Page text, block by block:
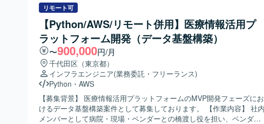
てサーバーにログインしたうえでログ調整や一次切り分けを行いま
す。 また、PCIDSS準拠システムに対する年間計画に基づいたパッチ
適用や、アプリケーションからの相談対応、インフラとして検知した
課題の改善対応を実施していただきます。さらに、PCIDSS準拠審査
の年間計画に沿った運用支援や、四半期ごとの脆弱性検査運用、日々
発生するPCIDSS関連アラートの精査、これらに関する関係会社との
打ち合わせも担当していただきます。加えて、新規案件立ち上げ時の
インフラ支援として、ベンダー提案資料の確認やベンダーとのQA、イ
ンフラ部分の見積もり取りまとめなどを行います。 【求める人物像】
インフラ領域において主体的に案件推進ができ、関係各所との調整や
ベンダーコントロールを円滑に進められる方を求めています。セキュ
リティ要件やPCIDSSに関する内容を丁寧に理解しながら、継続的な
リモート可
【Python/AWS/リモート併用】医療情報活用プ
ラットフォーム開発（データ基盤構築）
〜900,000円/月
千代田区（東京都）
インフラエンジニア(業務委託・フリーランス)
Python ・ AWS
【募集背景】 医療情報活用プラットフォームのMVP開発フェーズにお
けるデータ基盤構築案件として募集しております。 【作業内容】 社内
メンバーとして病院・現場・ベンダーとの橋渡し役を担い、ベンダー